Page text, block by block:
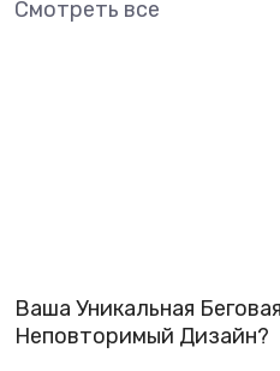
Смотреть все
Ваша Уникальная
Неповторимый Дизайн?